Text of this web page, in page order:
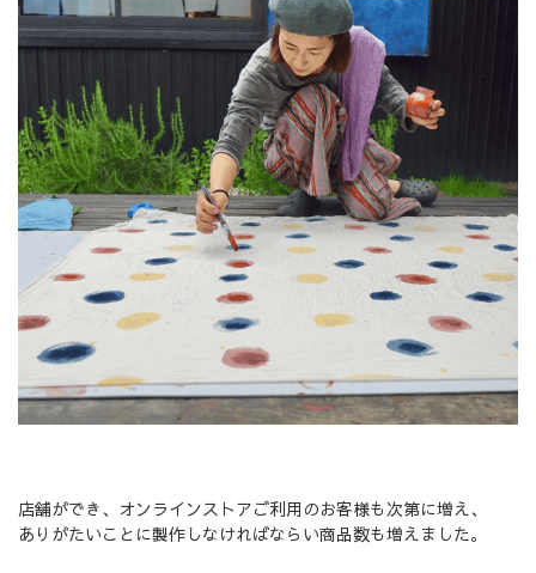
店舗ができ、オンラインストアご利用のお客様も次第に増え、
ありがたいことに製作しなければならい商品数も増えました。